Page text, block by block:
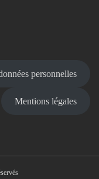
personnelles
Mentions légales